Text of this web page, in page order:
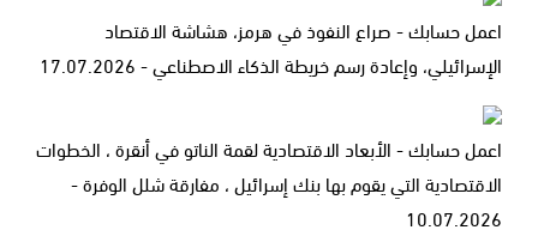
اعمل حسابك - صراع النفوذ في هرمز، هشاشة الاقتصاد
الإسرائيلي، وإعادة رسم خريطة الذكاء الاصطناعي - 17.07.2026
اعمل حسابك - الأبعاد الاقتصادية لقمة الناتو في أنقرة ، الخطوات
الاقتصادية التي يقوم بها بنك إسرائيل ، مفارقة شلل الوفرة -
10.07.2026